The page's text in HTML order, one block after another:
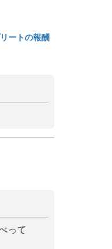
ートの報酬
って